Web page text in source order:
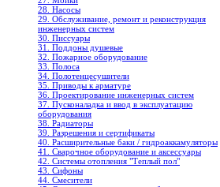
28. Насосы
29. Обслуживание, ремонт и реконструкция
инженерных систем
30. Писсуары
31. Поддоны душевые
32. Пожарное оборудование
33. Полоса
34. Полотенцесушители
35. Приводы к арматуре
36. Проектирование инженерных систем
37. Пусконаладка и ввод в эксплуатацию
оборудования
38. Радиаторы
39. Разрешения и сертификаты
40. Расширительные баки / гидроаккамуляторы
41. Сварочное оборудование и аксессуары
42. Системы отопления "Теплый пол"
43. Сифоны
44. Смесители